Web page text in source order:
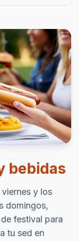
bebidas
y los
domingos,
festival para
tu sed en